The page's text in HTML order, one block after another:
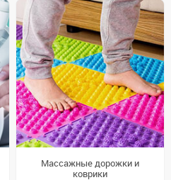
Массажные дорожки и
коврики